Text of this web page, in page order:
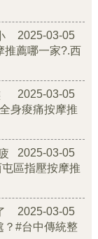
2025-03-05
推薦哪一家?.西
2025-03-05
身痠痛按摩推
2025-03-05
區指壓按摩推
2025-03-05
？#台中傳統整